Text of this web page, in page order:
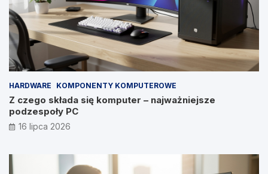
HARDWARE KOMPONENTY KOMPUTEROWE
Z czego składa się komputer – najważniejsze
podzespoły PC
16 lipca 2026